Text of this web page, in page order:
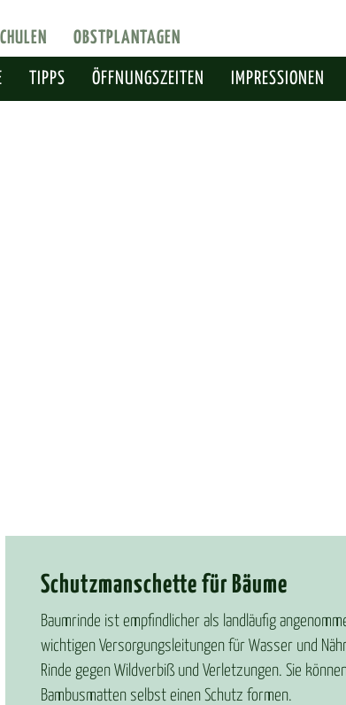
OBSTPLANTAGEN
TIPPS ÖFFNUNGSZEITEN IMPRESSIONEN
Schutzman­schet­te für Bäu­me
Baumrinde ist empfindlicher als landläufig
wichtigen Versorgungsleitungen für Wasser und
Rinde gegen Wildverbiß und Verletzungen. Sie
Bambusmatten selbst einen Schutz formen.